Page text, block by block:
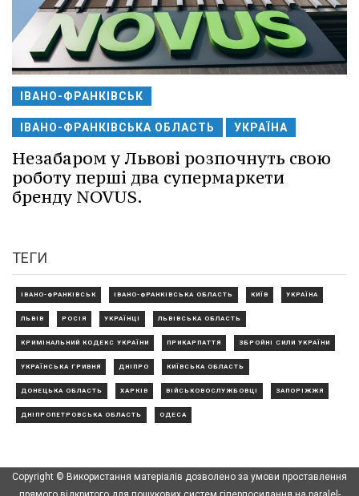
ІВАНО-ФРАНКІВСЬК
ІВАНО-ФРАНКІВСЬКА ОБЛАСТЬ УКРАЇНА
Незабаром у Львові розпочнуть свою
роботу перші два супермаркети
бренду NOVUS.
ТЕГИ
ІВАНО-ФРАНКІВСЬК ІВАНО-ФРАНКІВСЬКА ОБЛАСТЬ КИЇВ УКРАЇНА
ЛЬВІВ РОСІЯ УКРАЇНЦІ ЛЬВІВСЬКА ОБЛАСТЬ
КРИМІНАЛЬНИЙ КОДЕКС УКРАЇНИ ПРИКАРПАТТЯ ЗБРОЙНІ СИЛИ УКРАЇНИ
УКРАЇНСЬКА ГРИВНЯ ДНІПРО КИЇВСЬКА ОБЛАСТЬ
ДОНЕЦЬКА ОБЛАСТЬ ХАРКІВ ВІЙСЬКОВОСЛУЖБОВЦІ ЗАПОРІЖЖЯ
ДНІПРОПЕТРОВСЬКА ОБЛАСТЬ ОДЕСА
Copyright © Використання матеріалів дозволено за умови проставлення